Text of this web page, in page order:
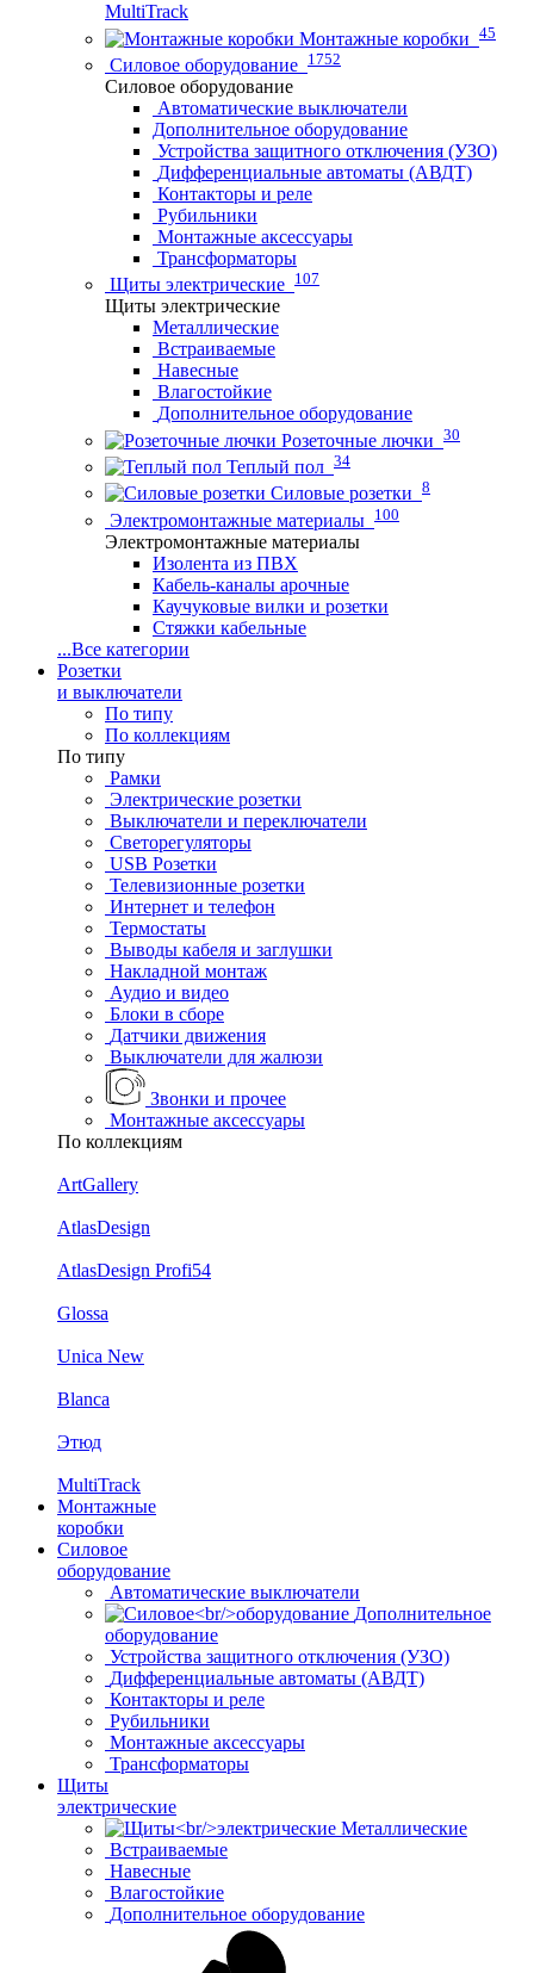
MultiTrack
Монтажные коробки 45
Силовое оборудование 1752
Силовое оборудование
Автоматические выключатели
Дополнительное оборудование
Устройства защитного отключения (УЗО)
Дифференциальные автоматы (АВДТ)
Контакторы и реле
Рубильники
Монтажные аксессуары
Трансформаторы
Щиты электрические 107
Щиты электрические
Металлические
Встраиваемые
Навесные
Влагостойкие
Дополнительное оборудование
Розеточные лючки 30
Теплый пол 34
Силовые розетки 8
Электромонтажные материалы 100
Электромонтажные материалы
Изолента из ПВХ
Кабель-каналы арочные
Каучуковые вилки и розетки
Стяжки кабельные
...Все категории
Розетки
и выключатели
По типу
По коллекциям
По типу
Рамки
Электрические розетки
Выключатели и переключатели
Светорегуляторы
USB Розетки
Телевизионные розетки
Интернет и телефон
Термостаты
Выводы кабеля и заглушки
Накладной монтаж
Аудио и видео
Блоки в сборе
Датчики движения
Выключатели для жалюзи
Звонки и прочее
Монтажные аксессуары
По коллекциям
ArtGallery
AtlasDesign
AtlasDesign Profi54
Glossa
Unica New
Blanca
Этюд
MultiTrack
Монтажные
коробки
Силовое
оборудование
Автоматические выключатели
Дополнительное
оборудование
Устройства защитного отключения (УЗО)
Дифференциальные автоматы (АВДТ)
Контакторы и реле
Рубильники
Монтажные аксессуары
Трансформаторы
Щиты
электрические
Металлические
Встраиваемые
Навесные
Влагостойкие
Дополнительное оборудование